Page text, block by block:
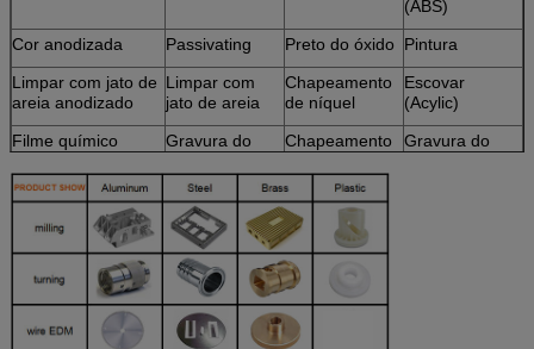
(ABS)
Cor anodizada
Passivating Preto do óxido
Pintura
Limpar com jato de
areia anodizado
Limpar com
jato de areia
Chapeamento
de níquel
Escovar
(Acylic)
Filme químico
Gravura do
Chapeamento
Gravura do
Escovadela
Carburado
Polonês
Tratamento
quente
Pó revestido